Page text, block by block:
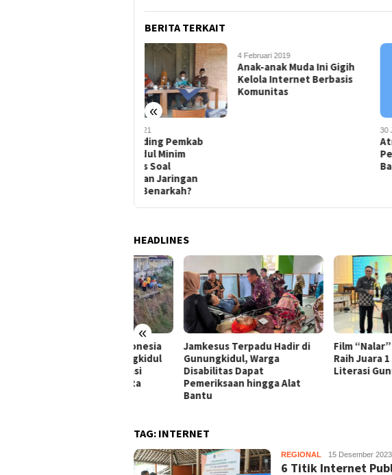
BERITA TERKAIT
«
4 Februari 2019
Anak-anak Muda Ini Gigih
Kelola Internet Berbasis
Komunitas
Pertumbuhan
HEADLINES
«
Jamkesus Terpadu Hadir di
Gunungkidul, Warga
Disabilitas Dapat
Pemeriksaan hingga Alat
Film “Nalar” Karya
Raih Juara 1 Lomba
Literasi Gunungkidul
TAG: INTERNET
REGIONAL Kandar
15 Desember 2023
6 Titik Internet